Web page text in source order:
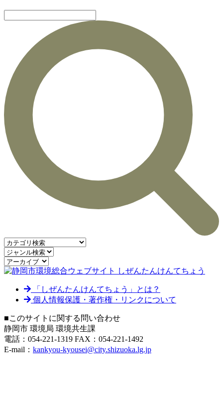
「しぜんたんけんてちょう」とは？
個人情報保護・著作権・リンクについて
■このサイトに関する問い合わせ
静岡市 環境局 環境共生課
電話：054-221-1319 FAX：054-221-1492
E-mail： kankyou-kyousei@city.shizuoka.lg.jp